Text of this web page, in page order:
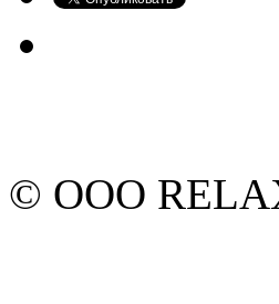
© ООО